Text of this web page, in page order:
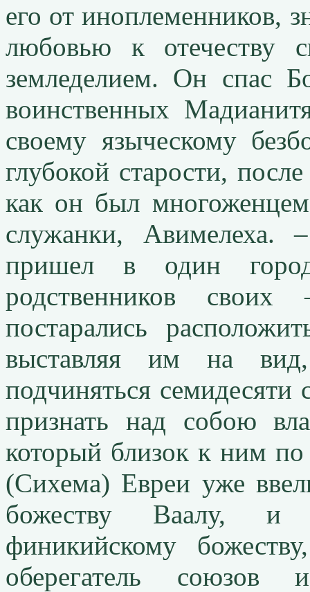
его от иноплеменников,
любовью к отечеству
земледелием. Он спас
воинственных
своему языческому
глубокой старости,
как он был
служанки, Авимелеха.
пришел в один
родственников
постарались
выставляя им на
подчиняться
признать над собою
который близок к ним по
(Сихема) Евреи уже
божеству Ваалу, и
финикийскому
оберегатель